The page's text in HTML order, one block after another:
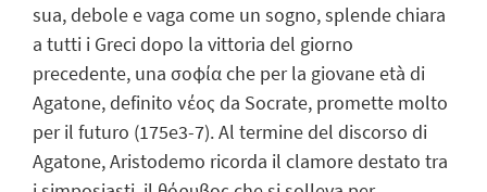
sua, debole e vaga come un sogno, splende chiara
a tutti i Greci dopo la vittoria del giorno
precedente, una σοφία che per la giovane età di
Agatone, definito νέος da Socrate, promette molto
per il futuro (175e3-7). Al termine del discorso di
Agatone, Aristodemo ricorda il clamore destato tra